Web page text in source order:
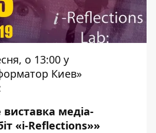
о 13:00 у
Киев»
медіа-
«i-Reflections»»